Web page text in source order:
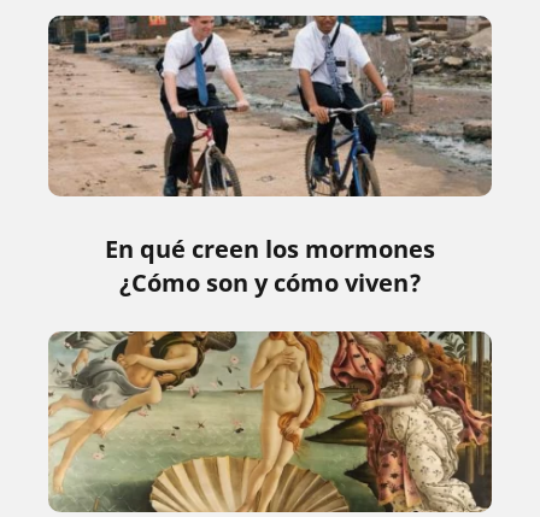
En qué creen los mormones
¿Cómo son y cómo viven?